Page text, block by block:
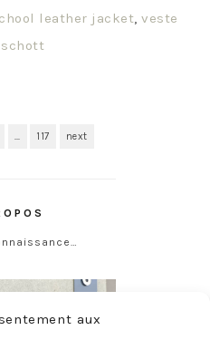
aux
leather jacket,veste
… 117 next